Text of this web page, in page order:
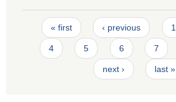
Pages
« first ‹ previous 1
4 5 6 7
next › last »